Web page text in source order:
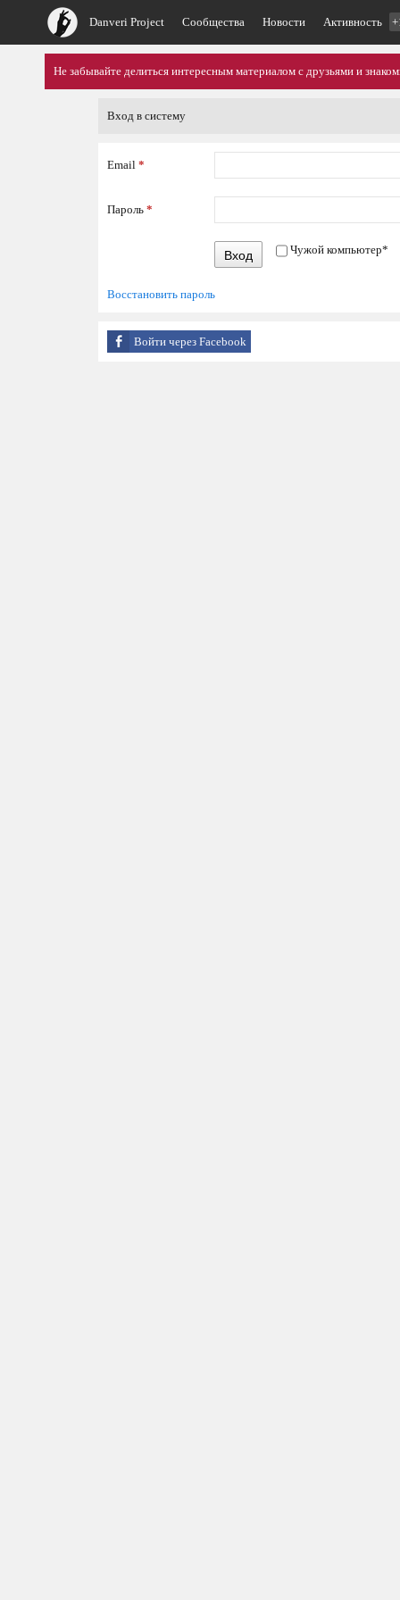
Danveri Project Сообщества Новости Активность
Не забывайте делиться интересным материалом с друзьями и
Вход в систему
Email *
Пароль *
Вход Чужой компьютер*
Восстановить пароль
Войти через Facebook